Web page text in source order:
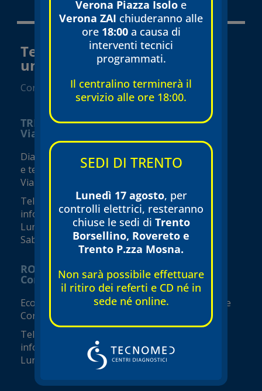
Tecnomed Trento Srl a socio
unico
Convenzionato SSN
TRENTO
Via Borsellino
Diagnostica e visite specialistiche
e terapie fisiche
Via Borsellino, 3
Tel.
0461 230005
info@tecnomed-trento.it
Lunedì – Venerdì 07:30 – 19:00
Sabato e Domenica 08:00 – 17:00
ROVERETO
Corso Rosmini
Ecografie, ecocolordoppler e visite specialistiche
Corso Rosmini, 8
Tel.
info@tecnomed-rovereto.it
Lunedì – Venerdì 08:00-19:00
Verona Piazza Isolo e
Verona ZAI chiuderanno alle
ore 18:00a causa di
interventi tecnici
programmati.
Il centralino terminerà il
servizio alle ore 18:00.
SEDI DI TRENTO
Lunedì 17 agosto, per
controlli elettrici, resteranno
chiuse le sedi di Trento
Borsellino, Rovereto e
Trento P.zza Mosna.
Non sarà possibile effettuare
il ritiro dei referti e CD né in
sede né online.